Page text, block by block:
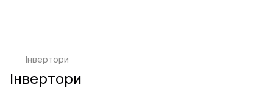
Інвертори
Інвертори